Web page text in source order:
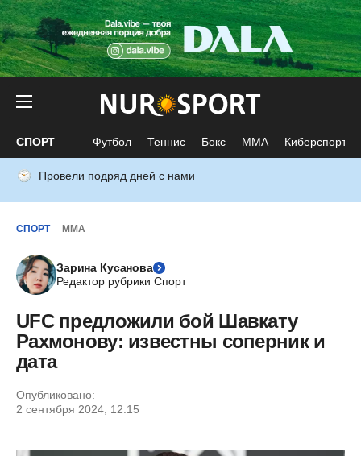
СПОРТ Футбол Теннис Бокс ММА Киберспорт
Провели подряд дней с нами
СПОРТ ММА
Зарина Кусанова
Редактор рубрики Спорт
UFC предложили бой Шавкату
Рахмонову: известны соперник и
дата
Опубликовано:
2 сентября 2024, 12:15